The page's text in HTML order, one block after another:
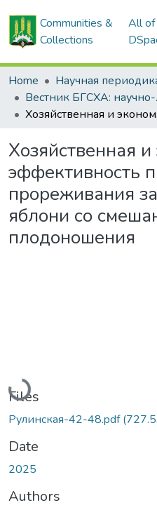
Communities &
Collections
All of
Home
Вестник БГСХА:
Хозяйственная
эффективность
прореживания
яблони со
плодоношения
Loading...
Files
Рулинская-42-48.pdf
Date
2025
Authors